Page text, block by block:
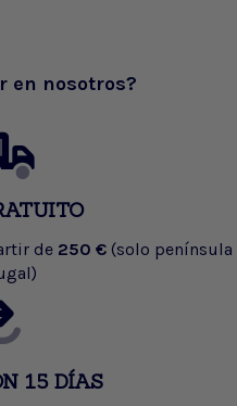
en nosotros?
de 250 € (solo península
15 DÍAS